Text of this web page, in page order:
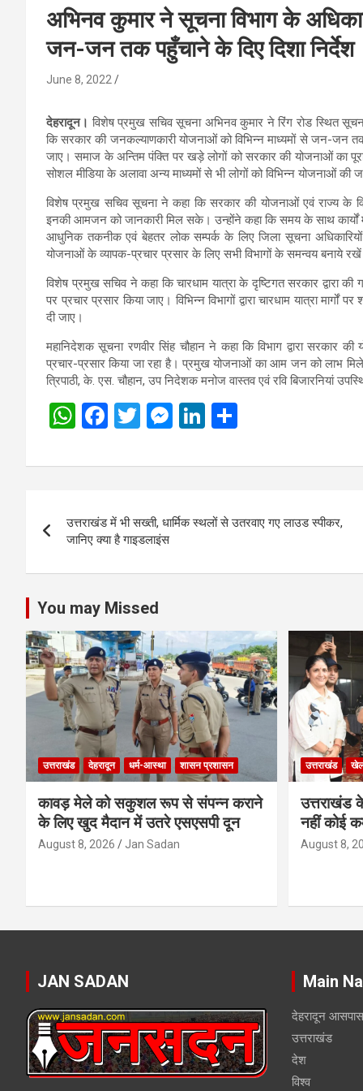
अभिनव कुमार ने सूचना विभाग के
जन-जन तक पहुँचाने के दिए दिशा निर्देश
June 8, 2022
देहरादून। विशेष प्रमुख सचिव सूचना अभिनव कुमार ने रिंग रोड स्थित
कि सरकार की जनकल्याणकारी योजनाओं को विभिन्न माध्यमों से जन-जन
जाए। समाज के अन्तिम पंक्ति पर खड़े लोगों को सरकार की योजनाओं का
सोशल मीडिया के अलावा अन्य माध्यमों से भी लोगों को विभिन्न योजनाओं की
विशेष प्रमुख सचिव सूचना ने कहा कि सरकार की योजनाओं एवं राज्य के
इनकी आमजन को जानकारी मिल सके। उन्होंने कहा कि समय के साथ
आधुनिक तकनीक एवं बेहतर लोक सम्पर्क के लिए जिला सूचना
योजनाओं के व्यापक-प्रचार प्रसार के लिए सभी विभागों के समन्वय बनाये
विशेष प्रमुख सचिव ने कहा कि चारधाम यात्रा के दृष्टिगत सरकार द्वारा
पर प्रचार प्रसार किया जाए। विभिन्न विभागों द्वारा चारधाम यात्रा
दी जाए।
महानिदेशक सूचना रणवीर सिंह चौहान ने कहा कि विभाग द्वारा सरकार
प्रचार-प्रसार किया जा रहा है। प्रमुख योजनाओं का आम जन को लाभ
त्रिपाठी, के. एस. चौहान, उप निदेशक मनोज वास्तव एवं रवि बिजारनियां
W
at
A
p
p
F
ce
o
o
k
T
tt
M
se
g
Li
ke
n
ar
navigation
उत्तराखंड में भी सख्ती, धार्मिक स्थलों से उतरवाए गए लाउड स्पीकर,
जानिए क्या है गाइडलाइंस
You may Missed
उत्तराखंड देहरादून धर्म-आस्था शासन प्रशासन
कावड़ मेले को सकुशल रूप से संपन्न कराने
के लिए खुद मैदान में उतरे एसएसपी दून
August 8, 2026 Jan Sadan
उत्तराखंड
उत्तराखंड
नहीं कोई
August 8,
JAN SADAN Main
देहरादून आसपास
उत्तराखंड
देश
विश्व